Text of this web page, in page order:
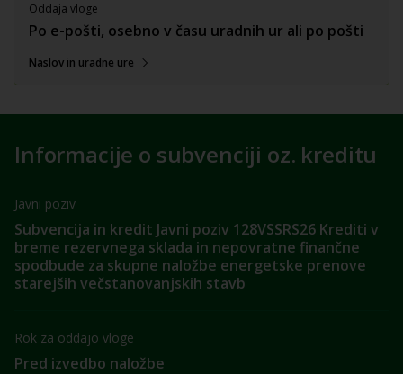
Informacije o subvenciji oz. kreditu
Javni poziv
Subvencija in kredit Javni poziv 128VSSRS26 Krediti v
breme rezervnega sklada in nepovratne finančne
spodbude za skupne naložbe energetske prenove
starejših večstanovanjskih stavb
Rok za oddajo vloge
Pred izvedbo naložbe
Oddaja vloge
Po e-pošti, osebno v času uradnih ur ali po pošti
Naslov in uradne ure